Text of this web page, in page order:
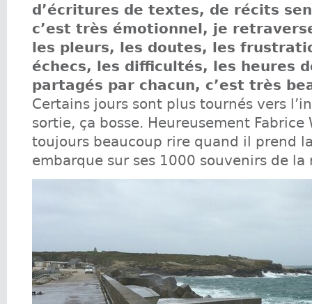
d’écritures de textes, de récits
c’est très émotionnel, je
les pleurs, les doutes, les
échecs, les difficultés, les heures
partagés par chacun, c’est très
Certains jours sont plus tournés vers
sortie, ça bosse. Heureusement
toujours beaucoup rire quand il prend
embarque sur ses 1000 souvenirs de